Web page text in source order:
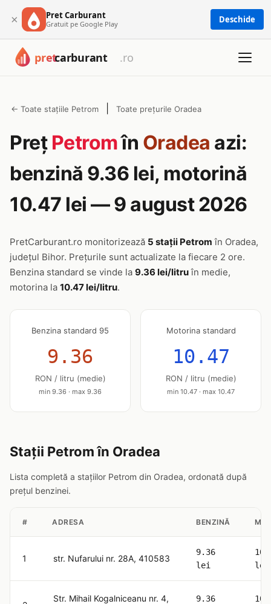
× Pret Carburant
Gratuit pe Google Play Deschide
← Toate stațiile Petrom Toate prețurile Oradea
Preț Petromîn Oradea azi:
benzină 9.36 lei, motorină
10.47 lei — 9 august 2026
PretCarburant.ro monitorizează 5 stații Petrom în Oradea,
județul Bihor. Prețurile sunt actualizate la fiecare 2 ore.
Benzina standard se vinde la 9.36 lei/litruîn medie,
motorina la 10.47 lei/litru.
Benzina standard 95
9.36
RON / litru (medie)
min 9.36 · max 9.36
Motorina standard
10.47
RON / litru (medie)
min 10.47 · max 10.47
Stații Petrom în Oradea
Lista completă a stațiilor Petrom din Oradea, ordonată după
prețul benzinei.
# ADRESA BENZINĂ
1 str. Nufarului nr. 28A, 410583
9.36
lei
lei
Str. Mihail Kogalniceanu nr. 4,
9.36